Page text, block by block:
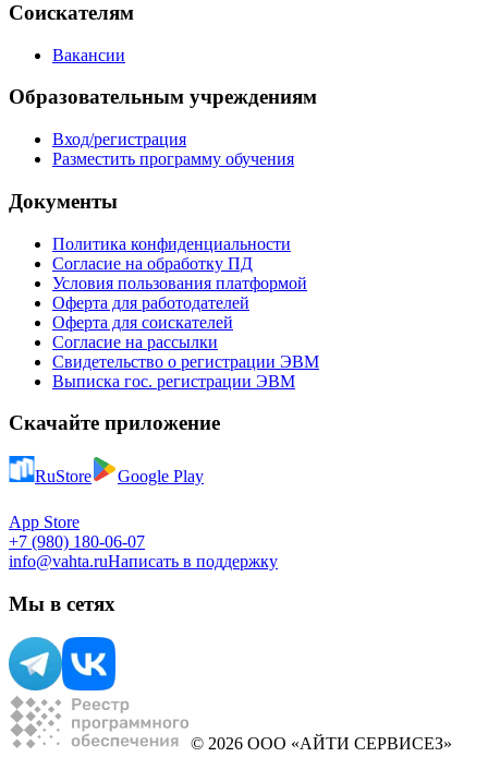
Соискателям
Вакансии
Образовательным учреждениям
Вход/регистрация
Разместить программу обучения
Документы
Политика конфиденциальности
Согласие на обработку ПД
Условия пользования платформой
Оферта для работодателей
Оферта для соискателей
Согласие на рассылки
Свидетельство о регистрации ЭВМ
Выписка гос. регистрации ЭВМ
Скачайте приложение
RuStore Google Play
App Store
+7 (980) 180-06-07
info@vahta.ruНаписать в поддержку
Мы в сетях
© 2026 ООО «АЙТИ СЕРВИСЕЗ»